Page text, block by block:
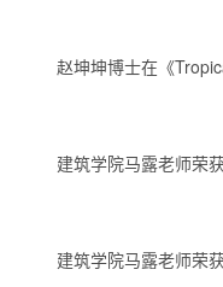
赵坤坤博士在《
建筑学院马露老师荣